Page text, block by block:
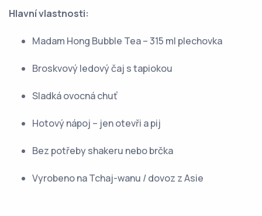
Hlavní vlastnosti:
Madam Hong Bubble Tea – 315 ml plechovka
Broskvový ledový čaj s tapiokou
Sladká ovocná chuť
Hotový nápoj – jen otevři a pij
Bez potřeby shakeru nebo brčka
Vyrobeno na Tchaj-wanu / dovoz z Asie